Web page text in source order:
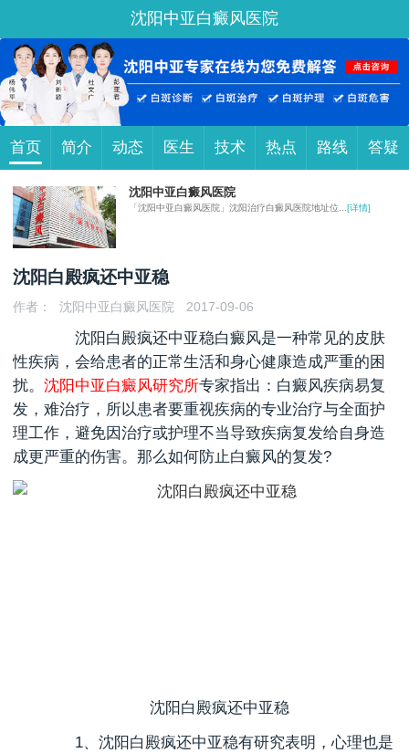
沈阳中亚白癜风医院
首页 简介 动态 医生 技术 热点 路线 答疑
沈阳中亚白癜风医院
「沈阳中亚白癜风医院」沈阳治疗白癜风医院地址位... [详情]
沈阳白殿疯还中亚稳
作者： 沈阳中亚白癜风医院 2017-09-06
沈阳白殿疯还中亚稳白癜风是一种常见的皮肤
性疾病，会给患者的正常生活和身心健康造成严重的困
扰。沈阳中亚白癜风研究所专家指出：白癜风疾病易复
发，难治疗，所以患者要重视疾病的专业治疗与全面护
理工作，避免因治疗或护理不当导致疾病复发给自身造
成更严重的伤害。那么如何防止白癜风的复发?
沈阳白殿疯还中亚稳
1、 沈阳白殿疯还中亚稳有研究表明，心理也是